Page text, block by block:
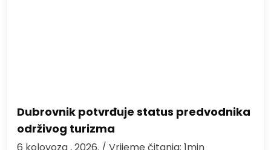
Dubrovnik potvrđuje status predvodnika
održivog turizma